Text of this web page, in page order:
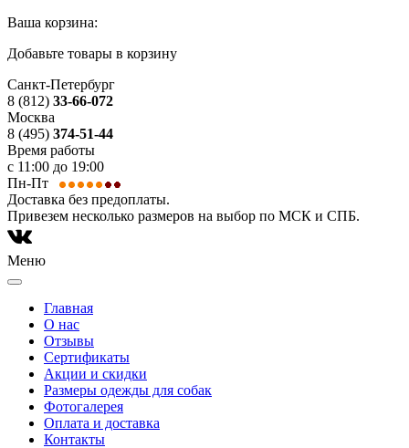
Ваша корзина:
Добавьте товары в корзину
Санкт-Петербург
8 (812) 33-66-072
Москва
8 (495) 374-51-44
Время работы
с 11:00 до 19:00
Пн-Пт
Доставка без предоплаты.
Привезем несколько размеров на выбор по МСК и СПБ.
Меню
Главная
О нас
Отзывы
Сертификаты
Акции и скидки
Размеры одежды для собак
Фотогалерея
Оплата и доставка
Контакты